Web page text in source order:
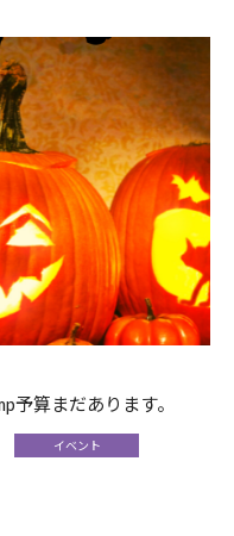
予算まだあります。
イベント